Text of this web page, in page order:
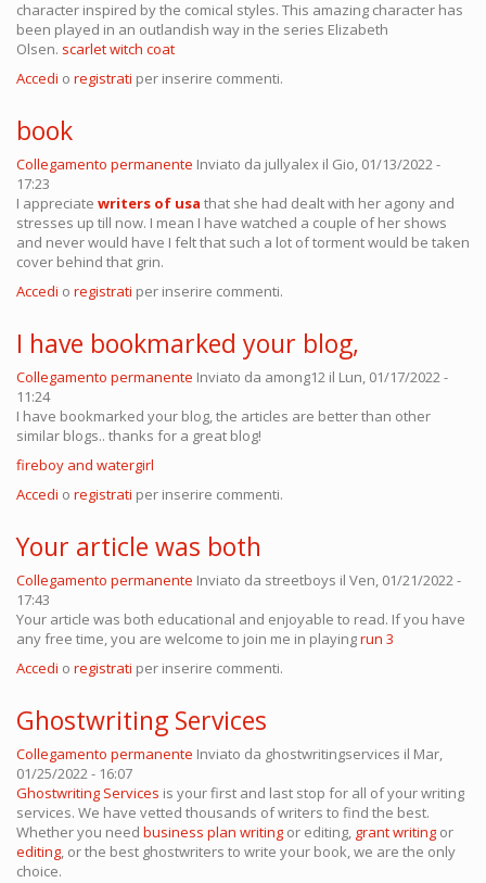
character inspired by the comical styles. This amazing character has
been played in an outlandish way in the series Elizabeth
Olsen. scarlet witch coat
Accedi o registrati per inserire commenti.
book
Collegamento permanente Inviato da jullyalex il Gio, 01/13/2022 -
17:23
I appreciate writers of usa that she had dealt with her agony and
stresses up till now. I mean I have watched a couple of her shows
and never would have I felt that such a lot of torment would be taken
cover behind that grin.
Accedi o registrati per inserire commenti.
I have bookmarked your blog,
Collegamento permanente Inviato da among12 il Lun, 01/17/2022 -
11:24
I have bookmarked your blog, the articles are better than other
similar blogs.. thanks for a great blog!
fireboy and watergirl
Accedi o registrati per inserire commenti.
Your article was both
Collegamento permanente Inviato da streetboys il Ven, 01/21/2022 -
17:43
Your article was both educational and enjoyable to read. If you have
any free time, you are welcome to join me in playingrun 3
Accedi o registrati per inserire commenti.
Ghostwriting Services
Collegamento permanente Inviato da ghostwritingservices il Mar,
01/25/2022 - 16:07
Ghostwriting Services is your first and last stop for all of your writing
services. We have vetted thousands of writers to find the best.
Whether you need business plan writing or editing, grant writing or
editing, or the best ghostwriters to write your book, we are the only
choice.